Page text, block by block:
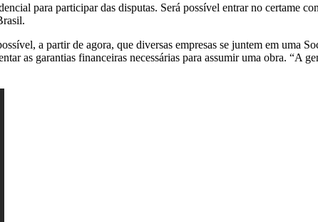
para participar das disputas. Será possível entrar no certame
a partir de agora, que diversas empresas se juntem em uma
as garantias financeiras necessárias para assumir uma obra. “A